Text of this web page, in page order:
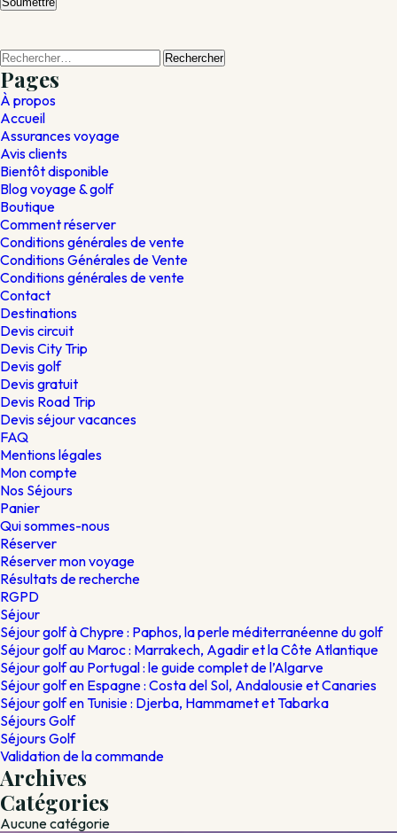
Rechercher :
Pages
À propos
Accueil
Assurances voyage
Avis clients
Bientôt disponible
Blog voyage & golf
Boutique
Comment réserver
Conditions générales de vente
Conditions Générales de Vente
Conditions générales de vente
Contact
Destinations
Devis circuit
Devis City Trip
Devis golf
Devis gratuit
Devis Road Trip
Devis séjour vacances
FAQ
Mentions légales
Mon compte
Nos Séjours
Panier
Qui sommes-nous
Réserver
Réserver mon voyage
Résultats de recherche
RGPD
Séjour
Séjour golf à Chypre : Paphos, la perle méditerranéenne du golf
Séjour golf au Maroc : Marrakech, Agadir et la Côte Atlantique
Séjour golf au Portugal : le guide complet de l’Algarve
Séjour golf en Espagne : Costa del Sol, Andalousie et Canaries
Séjour golf en Tunisie : Djerba, Hammamet et Tabarka
Séjours Golf
Séjours Golf
Validation de la commande
Archives
Catégories
Aucune catégorie